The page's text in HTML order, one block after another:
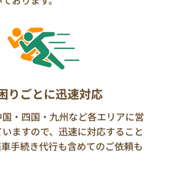
りごとに迅速対応
・四国・九州など各エリアに営
ますので、迅速に対応すること
手続き代行も含めてのご依頼も